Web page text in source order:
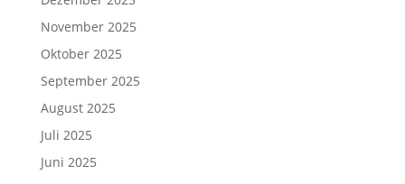
November 2025
Oktober 2025
September 2025
August 2025
Juli 2025
Juni 2025